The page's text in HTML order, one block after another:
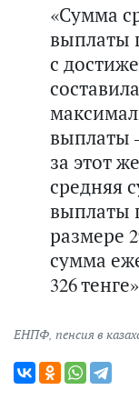
«Сумма
выплаты
с
выплаты
за этот
средняя
выплаты
размере
сумма
326
ЕНПФ пенсия в